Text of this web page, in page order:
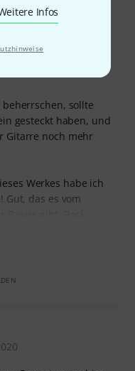
Infos
sollte
gesteckt haben, und
Gitarre noch mehr
Werkes habe ich
Gut, das es vom